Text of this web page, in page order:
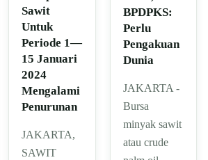
Sawit
Untuk
Periode 1—
15 Januari
2024
Mengalami
Penurunan
JAKARTA,
SAWIT
BPDPKS:
Perlu
Pengakuan
Dunia
JAKARTA -
Bursa
minyak sawit
atau crude